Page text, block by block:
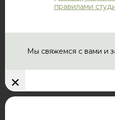
правилами
Мы свяжемся с вами и
×